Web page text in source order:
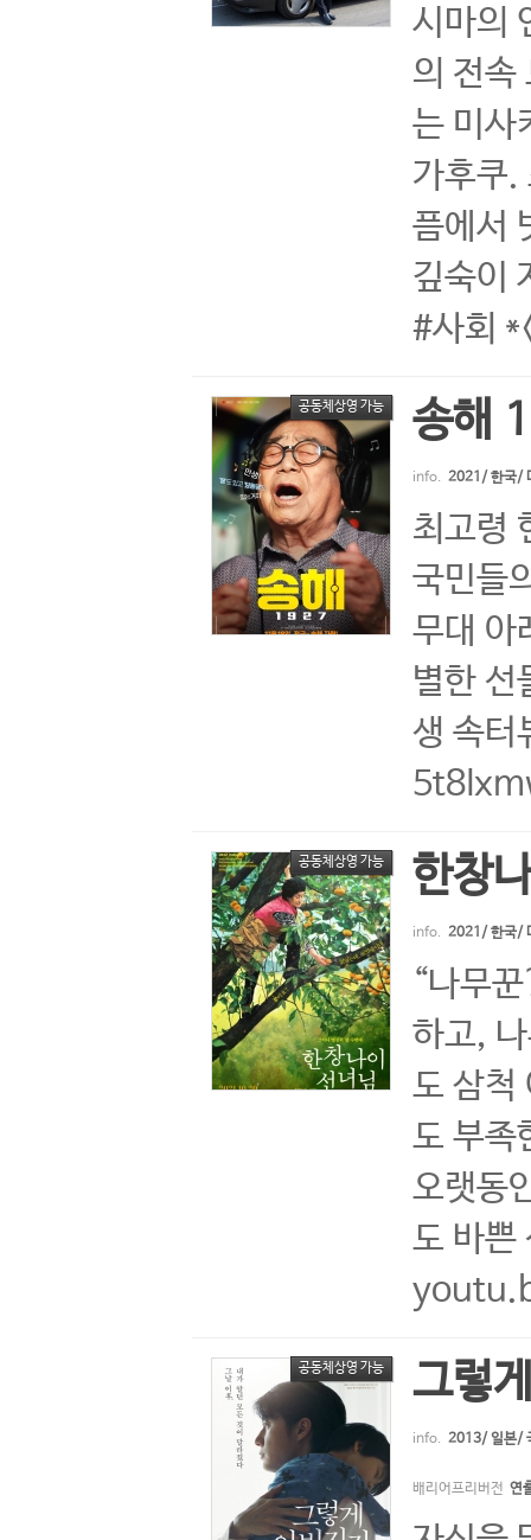
시마의
의 전속
는 미사
가후쿠.
픔에서
깊숙이
#사회
공동체상영 가능 송해
info. 2021/ 한국/
최고령
국민들
무대 아
별한 선
생 속
공동체상영 가능 한창
info. 2021/ 한국/
“나무
하고,
도 삼척
도 부족
오랫동
도 바쁜
공동체상영 가능 그렇
info. 2013/ 일본/
배리어프리버전 연